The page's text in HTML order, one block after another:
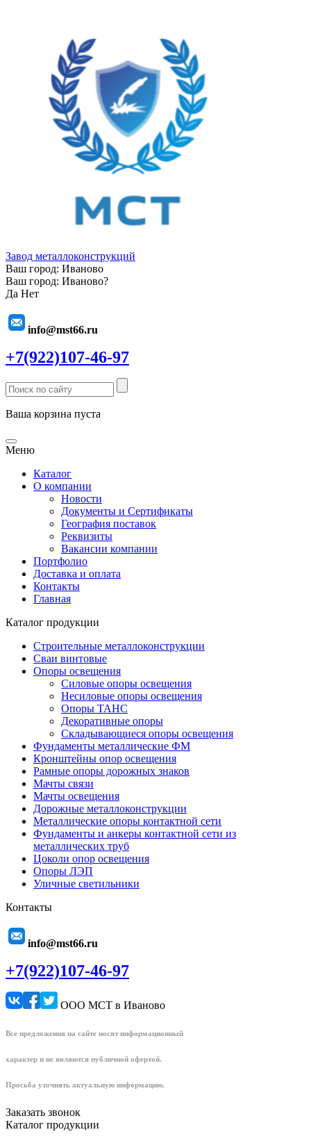
Завод металлоконструкций
Ваш город: Иваново
Ваш город: Иваново?
Да Нет
info@mst66.ru
+7(922)107-46-97
Ваша корзина пуста
Меню
Каталог
О компании
Новости
Документы и Сертификаты
География поставок
Реквизиты
Вакансии компании
Портфолио
Доставка и оплата
Контакты
Главная
Каталог продукции
Строительные металлоконструкции
Сваи винтовые
Опоры освещения
Силовые опоры освещения
Несиловые опоры освещения
Опоры ТАНС
Декоративные опоры
Складывающиеся опоры освещения
Фундаменты металлические ФМ
Кронштейны опор освещения
Рамные опоры дорожных знаков
Мачты связи
Мачты освещения
Дорожные металлоконструкции
Металлические опоры контактной сети
Фундаменты и анкеры контактной сети из
металлических труб
Цоколи опор освещения
Опоры ЛЭП
Уличные светильники
Контакты
info@mst66.ru
+7(922)107-46-97
ООО МСТ в Иваново
Все предложения на сайте носят информационный
характер и не являются публичной офертой.
Просьба уточнять актуальную информацию.
Заказать звонок
Каталог продукции